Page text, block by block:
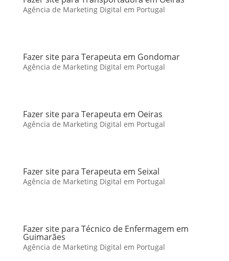
Agência de Marketing Digital em Portugal
Fazer site para Terapeuta em Gondomar
Agência de Marketing Digital em Portugal
Fazer site para Terapeuta em Oeiras
Agência de Marketing Digital em Portugal
Fazer site para Terapeuta em Seixal
Agência de Marketing Digital em Portugal
Fazer site para Técnico de Enfermagem em
Guimarães
Agência de Marketing Digital em Portugal